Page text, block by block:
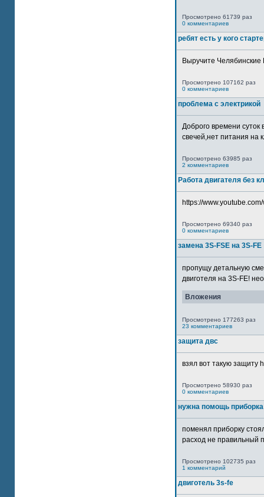
Просмотрено 61739 раз
0 комментариев
ребят есть у кого
Выручите
Просмотрено 107162 раз
0 комментариев
проблема с электрикой
Доброго времени суток
свечей,нет питания на
Просмотрено 63985 раз
2 комментариев
Работа двигателя без
https://
Просмотрено 69340 раз
0 комментариев
замена 3S-FSE на 3S-FE
пропущу детальную
двиготеля на 3S-FE!
Вложения
Просмотрено 177263 раз
23 комментариев
защита двс
взял вот такую защиту
Просмотрено 58930 раз
0 комментариев
нужна помощь
поменял приборку
расход не правильный
Просмотрено 102735 раз
1 комментарий
двиготель 3s-fe